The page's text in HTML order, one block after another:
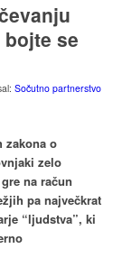
se
Sočutno partnerstvo
zakona o
zelo
na račun
pa največkrat
“ljudstva”, ki